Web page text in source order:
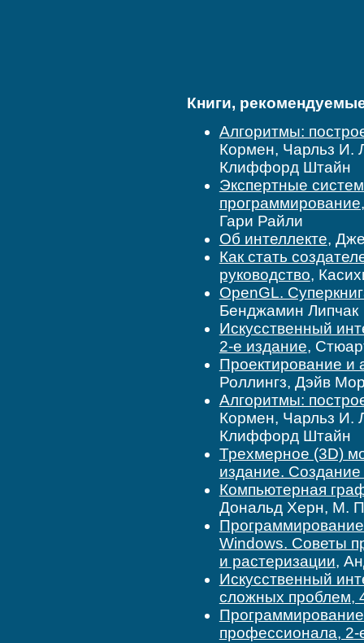
Книги,
Алгоритмы:
Кормен, Чарльз И.
Клиффорд Штайн
Экспертные
Гари Райли
Об интеллекте,
Как стать
руководство,
OpenGL.
Бенджамин Липчак
Искусственный
2-е издание,
Проектирование и
Роллингз, Дэйв
Алгоритмы:
Кормен, Чарльз И.
Клиффорд Штайн
Трехмерное (3D)
издание.
Компьютерная
Дональд Херн, М.
Windows. Советы
и растеризации,
Искусственный
сложных проблем,
профессионала, 2-